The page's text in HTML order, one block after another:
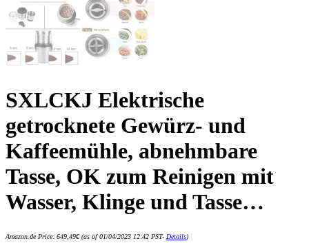
SXLCKJ Elektrische
getrocknete Gewürz- und
Kaffeemühle, abnehmbare
Tasse, OK zum Reinigen mit
Wasser, Klinge und Tasse…
Amazon.de Price: 649,49€(as of 01/04/2023 12:42 PST- Details)